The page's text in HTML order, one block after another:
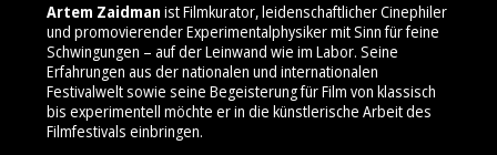
Artem Zaidman ist Filmkurator, leidenschaftlicher Cinephiler
und promovierender Experimentalphysiker mit Sinn für feine
Schwingungen – auf der Leinwand wie im Labor. Seine
Erfahrungen aus der nationalen und internationalen
Festivalwelt sowie seine Begeisterung für Film von klassisch
bis experimentell möchte er in die künstlerische Arbeit des
Filmfestivals einbringen.